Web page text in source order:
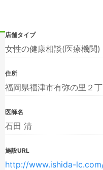
店舗タイプ
女性の健康相談(医療機関)
住所
福岡県福津市有弥の里２丁
医師名
石田 清
施設URL
http://www.ishida-